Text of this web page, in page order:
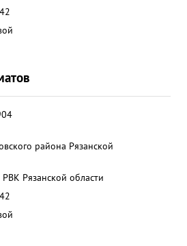
района Рязанской
Рязанской области